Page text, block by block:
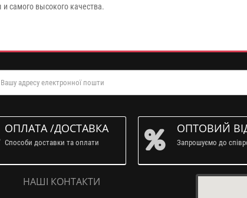
самого высокого качества.
ОПЛАТА /ДОСТАВКА
Способи доставки та оплати
ОПТОВИЙ
Запрошуємо до
НАШІ КОНТАКТИ